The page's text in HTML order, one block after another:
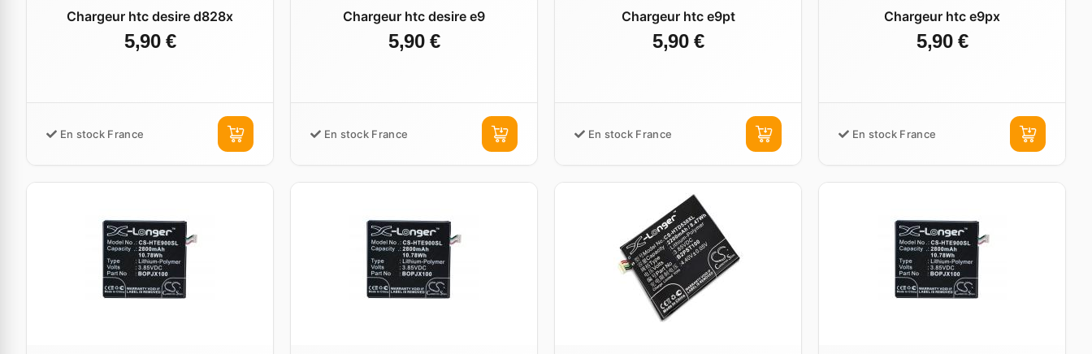
Chargeur htc desire d828x
5,90 €
En stock France
Chargeur htc desire e9
5,90 €
En stock France
Chargeur htc e9pt
5,90 €
En stock France
Chargeur htc e9px
5,90 €
En stock France